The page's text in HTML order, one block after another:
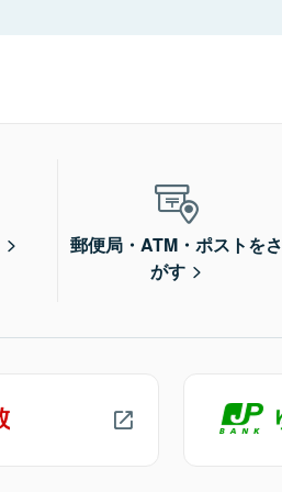
郵便局・ATM・ポストをさ
がす